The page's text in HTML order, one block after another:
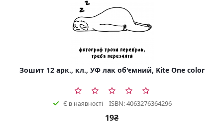
Зошит 12 арк., кл., УФ лак об'ємний, Kite One color
Є в наявності ISBN: 4063276364296
19₴